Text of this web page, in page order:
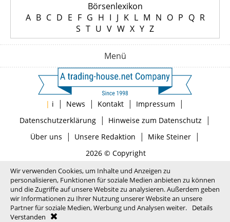
Börsenlexikon
A B C D E F G H I J K L M N O P Q R
S T U V W X Y Z
Menü
| i | News | Kontakt | Impressum |
Datenschutzerklärung| Hinweise zum Datenschutz |
Über uns | Unsere Redaktion | Mike Steiner|
2026 © Copyright
Wir verwenden Cookies, um Inhalte und Anzeigen zu
personalisieren, Funktionen für soziale Medien anbieten zu können
und die Zugriffe auf unsere Website zu analysieren. Außerdem geben
wir Informationen zu Ihrer Nutzung unserer Website an unsere
Partner für soziale Medien, Werbung und Analysen weiter.
Details
Verstanden